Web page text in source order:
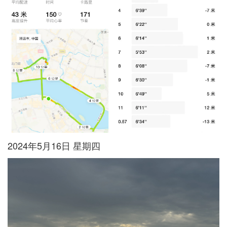
2024年5月16日 星期四